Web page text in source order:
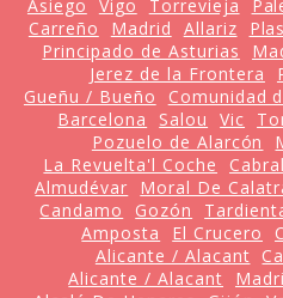
Asiego
Vigo Torrevieja
Carreño
Madrid Allariz
Principado de Asturias
Jerez de la Frontera
Gueñu / Bueño
Comunidad
Barcelona
Salou Vic
Pozuelo de Alarcón
La Revuelta'l Coche
Almudévar
Moral De
Candamo
Gozón
Amposta
El Crucero
Alicante / Alacant
Alicante / Alacant